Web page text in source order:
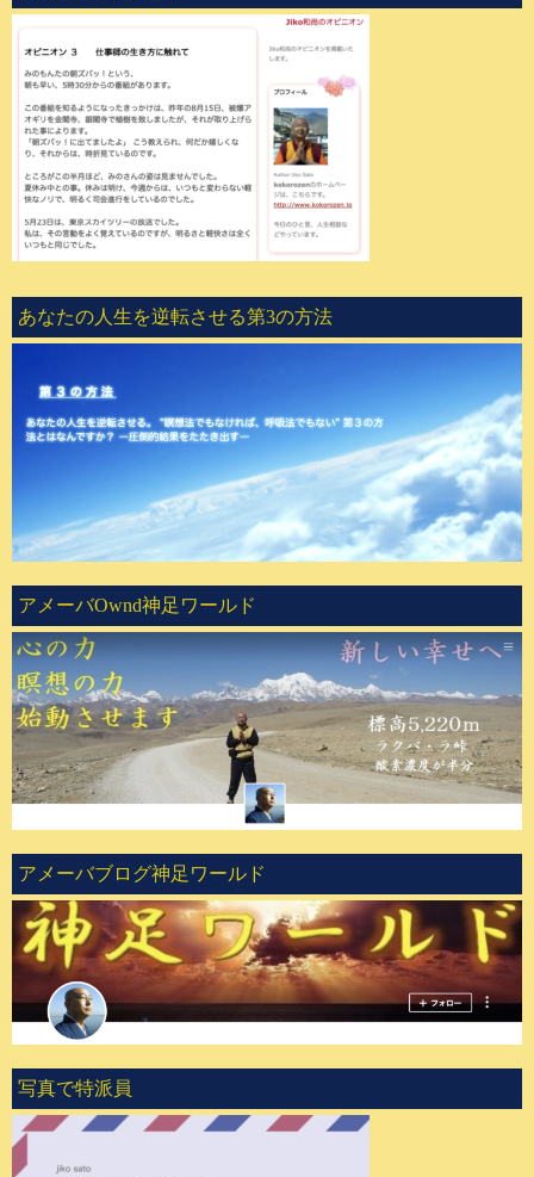
あなたの人生を逆転させる第3の方法
アメーバOwnd神足ワールド
アメーバブログ神足ワールド
写真で特派員